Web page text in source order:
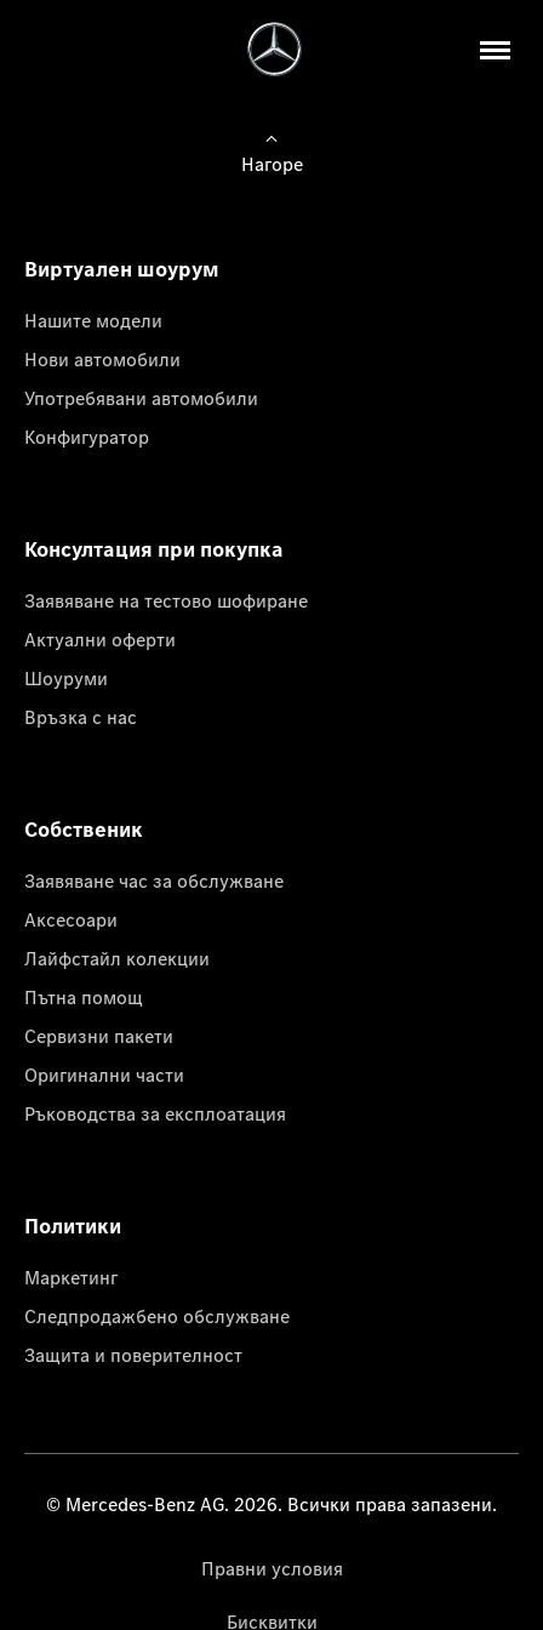
Нагоре
Виртуален шоурум
Нашите модели
Нови автомобили
Употребявани автомобили
Конфигуратор
Консултация при покупка
Заявяване на тестово шофиране
Актуални оферти
Шоуруми
Връзка с нас
Собственик
Заявяване час за обслужване
Аксесоари
Лайфстайл колекции
Пътна помощ
Сервизни пакети
Оригинални части
Ръководства за експлоатация
Политики
Маркетинг
Следпродажбено обслужване
Защита и поверителност
© Mercedes-Benz AG. 2026. Всички права запазени.
Правни условия
Бисквитки